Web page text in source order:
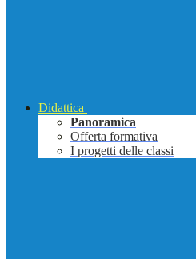
Didattica
Panoramica
Offerta formativa
I progetti delle classi